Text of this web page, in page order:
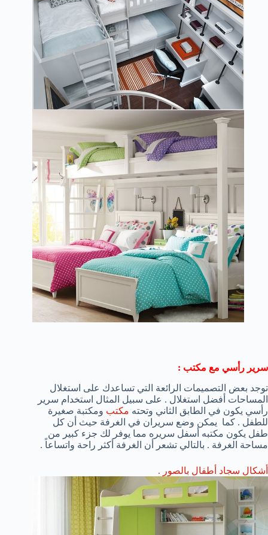
سرير رأسي مع مكتب :
توجد بعض التصميمات الرائعة التي تساعدك على استغلال
المساحات أفضل استغلال . على سبيل المثال استخدام سرير
رأسي يكون في الطابق الثاني وتحته مكتب ومكتبة صغيرة
للطفل . كما يمكن وضع سريران في الغرفة حيث أن كل
طفل يكون مكتبه أسفل سريره مما يوفر لك جزء كبير من
مساحة الغرفة . بالتالي تشعر أن الغرفة أكثر راحة واتساعاً .
أشكال سجاد أطفال بالصور .